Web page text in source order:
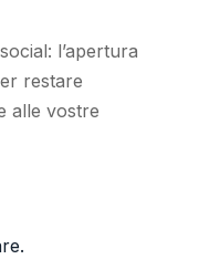
l’apertura
restare
alle vostre